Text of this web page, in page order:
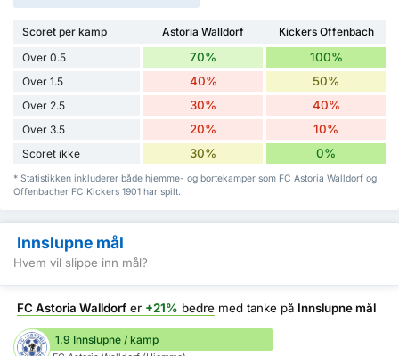
Scoret per kamp Astoria Walldorf
Kickers Offenbach
Over 0.5
70% 100%
Over 1.5 40% 50%
Over 2.5 30% 40%
Over 3.5 20% 10%
Scoret ikke 30% 0%
* Statistikken inkluderer både hjemme- og bortekamper som FC Astoria Walldorf og
Offenbacher FC Kickers 1901 har spilt.
Innslupne mål
Hvem vil slippe inn mål?
FC Astoria Walldorf er +21% bedre med tanke på Innslupne mål
1.9 Innslupne / kamp